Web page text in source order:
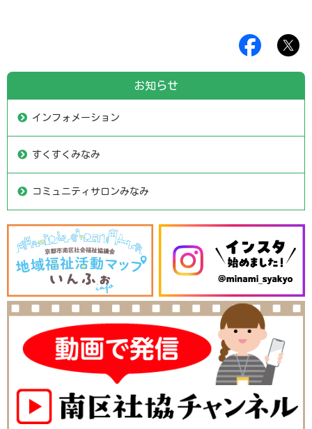
お知らせ
インフォメーション
すくすくみなみ
コミュニティサロンみなみ